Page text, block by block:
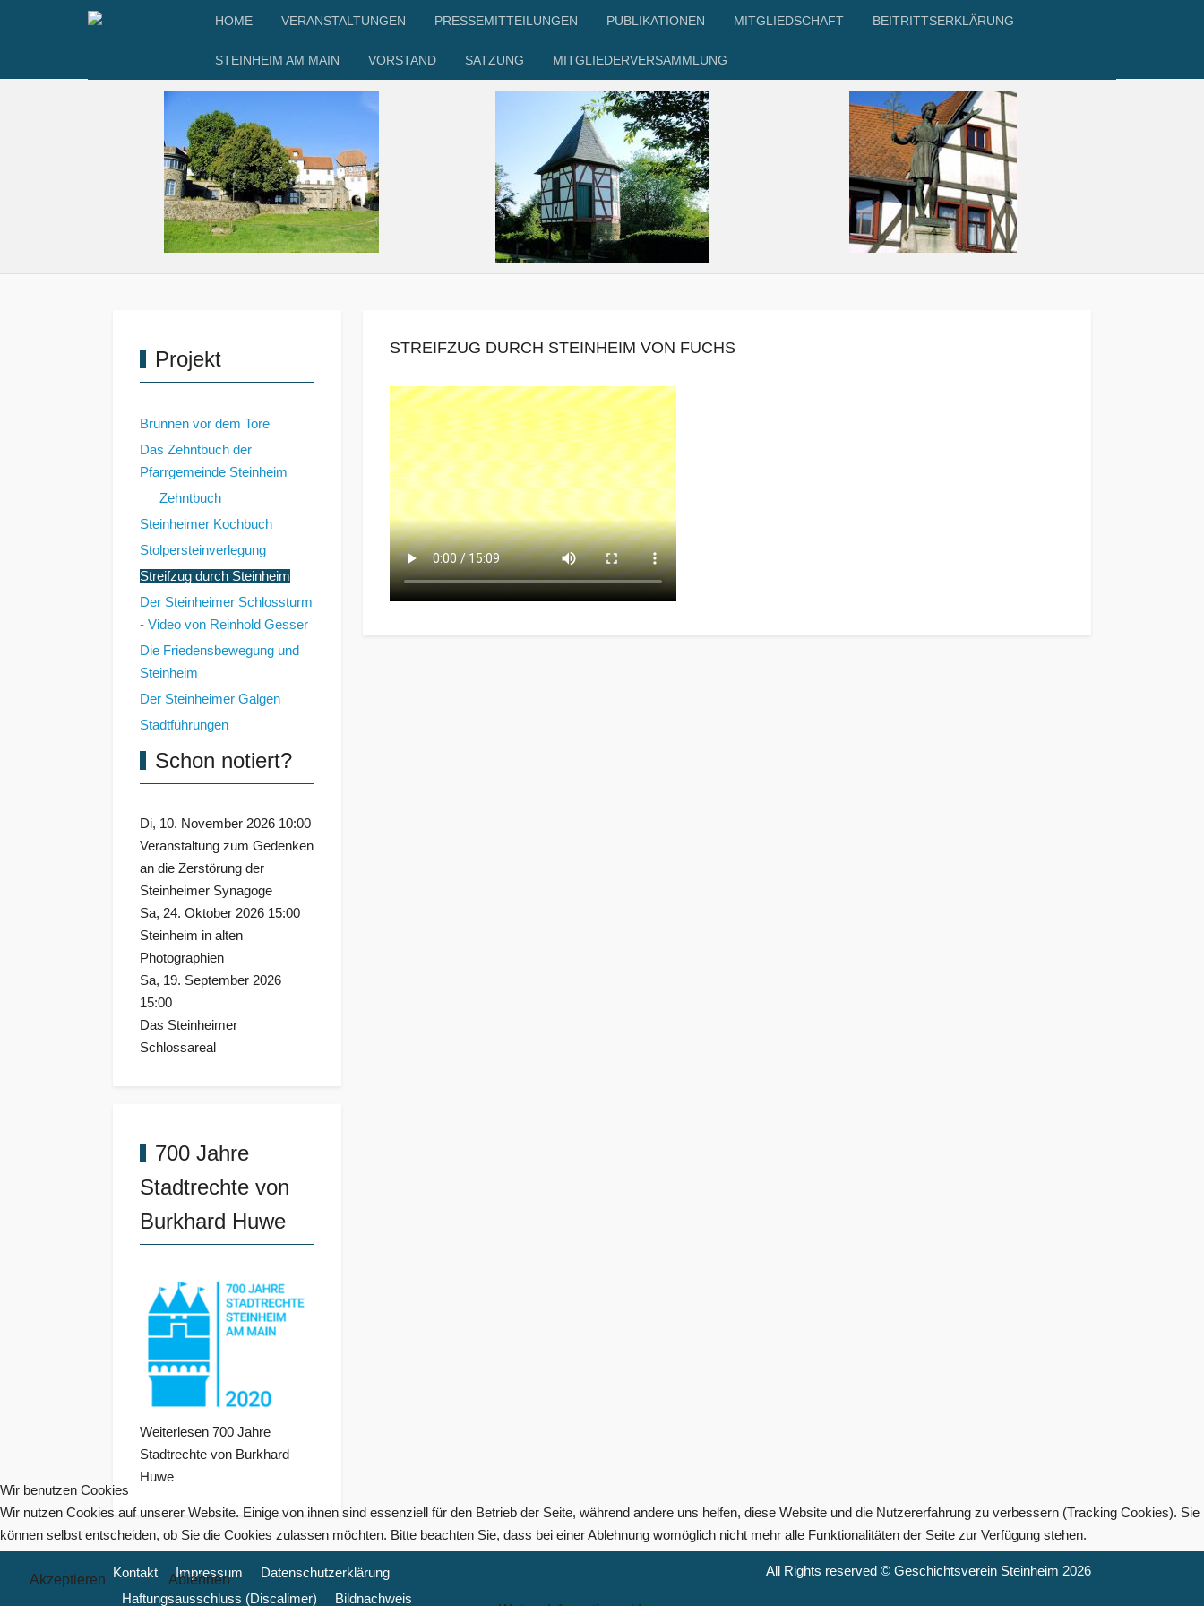
HOME VERANSTALTUNGEN PRESSEMITTEILUNGEN PUBLIKATIONEN MITGLIEDSCHAFT BEITRITTSERKLÄRUNG
STEINHEIM AM MAIN VORSTAND SATZUNG MITGLIEDERVERSAMMLUNG
Projekt
Brunnen vor dem Tore
Das Zehntbuch der
Pfarrgemeinde Steinheim
Zehntbuch
Steinheimer Kochbuch
Stolpersteinverlegung
Streifzug durch Steinheim
Der Steinheimer Schlossturm
- Video von Reinhold Gesser
Die Friedensbewegung und
Steinheim
Der Steinheimer Galgen
Stadtführungen
Schon notiert?
Di, 10. November 2026 10:00
Veranstaltung zum Gedenken
an die Zerstörung der
Steinheimer Synagoge
Sa, 24. Oktober 2026 15:00
Steinheim in alten
Photographien
Sa, 19. September 2026
15:00
Das Steinheimer
Schlossareal
700 Jahre
Stadtrechte von
Burkhard Huwe
Weiterlesen 700 Jahre
Stadtrechte von Burkhard
Huwe
STREIFZUG DURCH STEINHEIM VON FUCHS
Kontakt Impressum
Datenschutzerklärung
Haftungsausschluss (Discalimer)
Bildnachweis
All Rights reserved © Geschichtsverein Steinheim 2026
Wir benutzen Cookies
Wir nutzen Cookies auf unserer Website. Einige von ihnen sind essenziell für den Betrieb der Seite, während andere uns helfen, diese Website und die Nutzererfahrung zu verbessern (Tracking Cookies). Sie
können selbst entscheiden, ob Sie die Cookies zulassen möchten. Bitte beachten Sie, dass bei einer Ablehnung womöglich nicht mehr alle Funktionalitäten der Seite zur Verfügung stehen.
Akzeptieren Ablehnen